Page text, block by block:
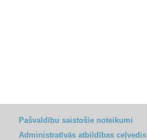
Pašvaldību saistošie noteikumi
Administratīvās atbildības ceļvedis